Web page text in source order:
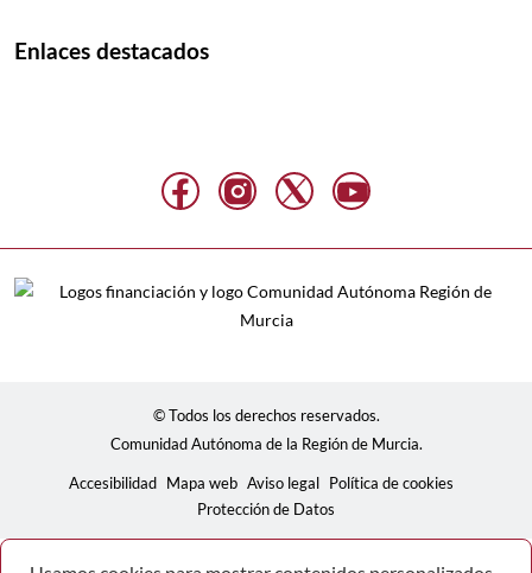
Enlaces destacados
© Todos los derechos reservados.
Comunidad Autónoma de la Región de Murcia.
Accesibilidad Mapa web Aviso legal Política de cookies
Protección de Datos